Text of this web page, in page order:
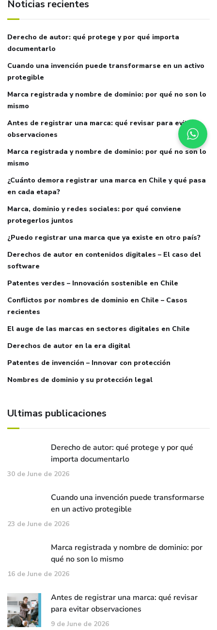
Noticias recientes
Derecho de autor: qué protege y por qué importa
documentarlo
Cuando una invención puede transformarse en un activo
protegible
Marca registrada y nombre de dominio: por qué no son lo
mismo
Antes de registrar una marca: qué revisar para evitar
observaciones
Marca registrada y nombre de dominio: por qué no son lo
mismo
¿Cuánto demora registrar una marca en Chile y qué pasa
en cada etapa?
Marca, dominio y redes sociales: por qué conviene
protegerlos juntos
¿Puedo registrar una marca que ya existe en otro país?
Derechos de autor en contenidos digitales – El caso del
software
Patentes verdes – Innovación sostenible en Chile
Conflictos por nombres de dominio en Chile – Casos
recientes
El auge de las marcas en sectores digitales en Chile
Derechos de autor en la era digital
Patentes de invención – Innovar con protección
Nombres de dominio y su protección legal
Ultimas publicaciones
Derecho de autor: qué protege y por qué
importa documentarlo
30 de June de 2026
Cuando una invención puede transformarse
en un activo protegible
23 de June de 2026
Marca registrada y nombre de dominio: por
qué no son lo mismo
16 de June de 2026
Antes de registrar una marca: qué revisar
para evitar observaciones
9 de June de 2026